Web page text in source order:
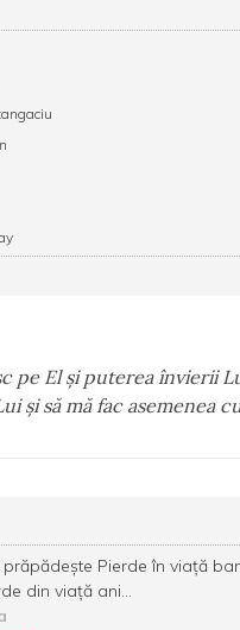
pe El şi puterea învierii
şi să mă fac asemenea
Pierde în viață
din viață ani...